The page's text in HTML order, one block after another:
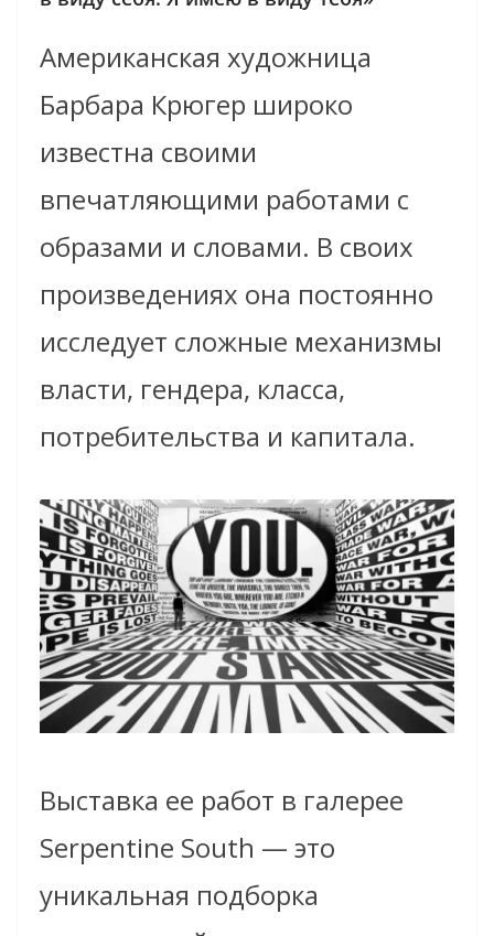
Американская художница
Барбара Крюгер широко
известна своими
впечатляющими работами с
образами и словами. В своих
произведениях она постоянно
исследует сложные механизмы
власти, гендера, класса,
потребительства и капитала.
Выставка ее работ в галерее
Serpentine South — это
уникальная подборка